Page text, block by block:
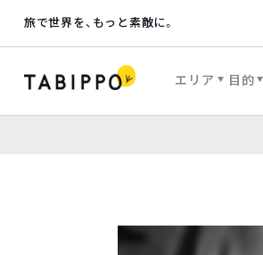
旅で世界を、もっと素敵に。
エリア 目的